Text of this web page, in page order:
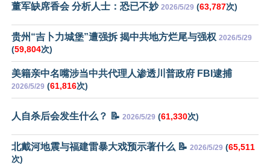
董军缺席香会 分析人士：恐已不妙 2026/5/29 (63,787次)
贵州“吉卜力城堡”遭强拆 揭中共地方烂尾与强权 2026/5/29
(59,804次)
美籍亲中名嘴涉当中共代理人渗透川普政府 FBI逮捕
2026/5/29 (61,816次)
人自杀后会发生什么？ 📝 2026/5/29 (61,330次)
北戴河地震与福建雷暴大戏预示著什么 📝 2026/5/29 (65,511
次)